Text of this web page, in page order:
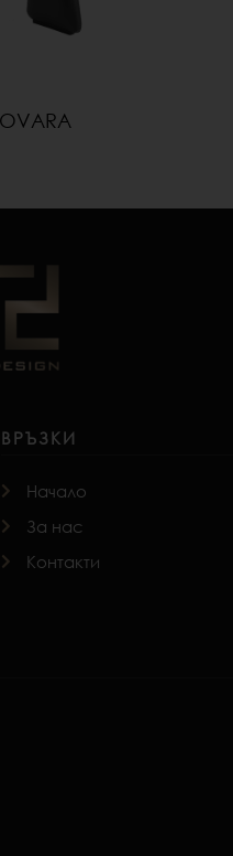
ВРЪЗКИ
Начало
За нас
Контакти